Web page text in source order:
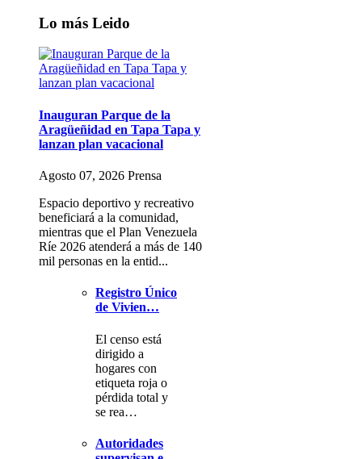
Lo más Leido
Inauguran Parque de la
Aragüeñidad en Tapa Tapa y
lanzan plan vacacional
Agosto 07, 2026 Prensa
Espacio deportivo y recreativo
beneficiará a la comunidad,
mientras que el Plan Venezuela
Ríe 2026 atenderá a más de 140
mil personas en la entid...
Registro Único
de Vivien…
El censo está
dirigido a
hogares con
etiqueta roja o
pérdida total y
se rea…
Autoridades